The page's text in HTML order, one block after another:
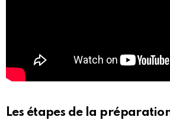
Les étapes de la